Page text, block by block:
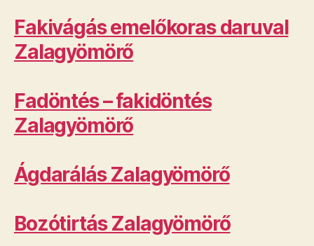
Fakivágás emelőkoras daruval
Zalagyömörő
Fadöntés – fakidöntés
Zalagyömörő
Ágdarálás Zalagyömörő
Bozótirtás Zalagyömörő